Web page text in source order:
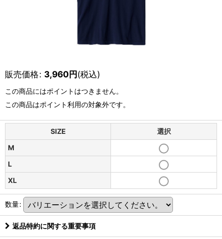
販売価格: 3,960円(税込)
この商品にはポイントはつきません。
この商品はポイント利用の対象外です。
SIZE
選択
M
L
XL
数量:
返品特約に関する重要事項